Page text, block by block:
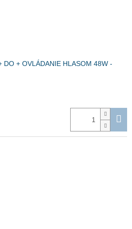
DO + OVLÁDANIE HLASOM 48W -